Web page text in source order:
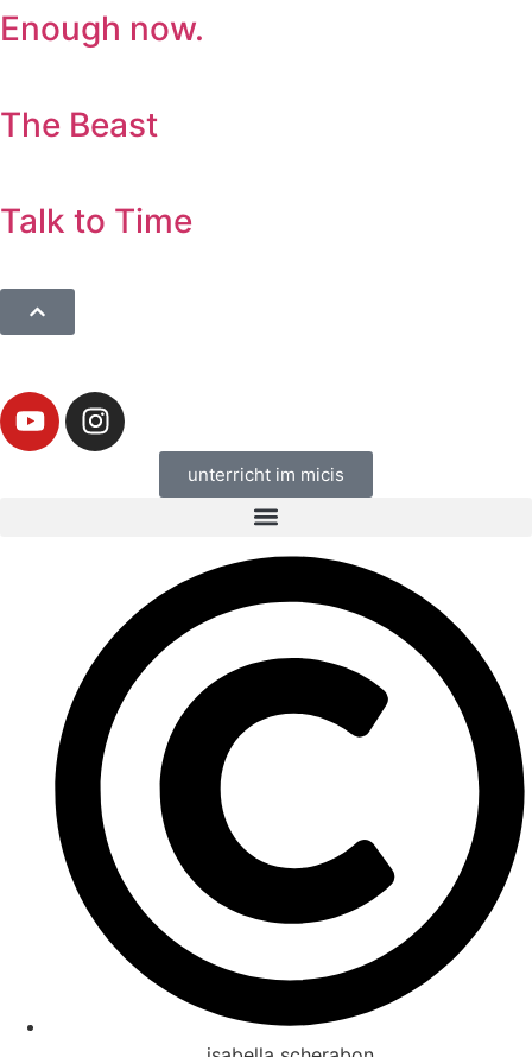
Enough now.
The Beast
Talk to Time
unterricht im micis